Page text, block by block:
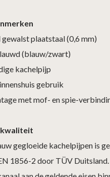
plaatstaal (0,6 mm)
(blauw/zwart)
kachelpijp
gebruik
met mof- en spie-
gegloeide kachelpijpen is
1856-2 door TÜV